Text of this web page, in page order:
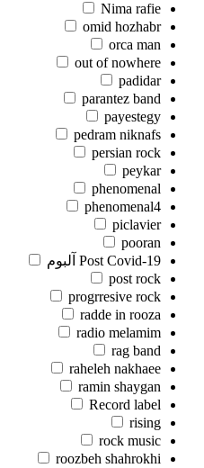
Nima rafie
omid hozhabr
orca man
out of nowhere
padidar
parantez band
payestegy
pedram niknafs
persian rock
peykar
phenomenal
phenomenal4
piclavier
pooran
Post Covid-19 آلبوم
post rock
progrresive rock
radde in rooza
radio melamim
rag band
raheleh nakhaee
ramin shaygan
Record label
rising
rock music
roozbeh shahrokhi